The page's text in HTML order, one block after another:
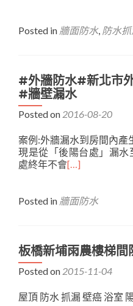
Posted in 牆面防水, 防水
#外牆防水#新北市
#牆壁漏水
Posted on 2016-08-20
案例:外牆漏水到房間內產
現是從「後陽台處」漏
處終年不會[…]
Posted in 牆面防水
板橋新埔雨農樓梯間
Posted on 2015-11-04
屋頂 防水 抓漏 壁癌 浴室